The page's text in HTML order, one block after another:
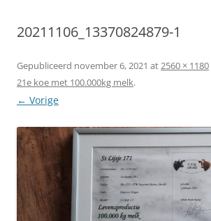
20211106_13370824879-1
Gepubliceerd november 6, 2021 at2560 × 1180
21e koe met 100.000kg melk.
← Vorige